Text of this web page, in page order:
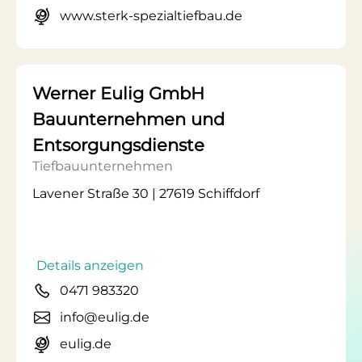
www.sterk-spezialtiefbau.de
Werner Eulig GmbH
Bauunternehmen und
Entsorgungsdienste
Tiefbauunternehmen
Lavener Straße 30 | 27619 Schiffdorf
Details anzeigen
0471 983320
info@eulig.de
eulig.de